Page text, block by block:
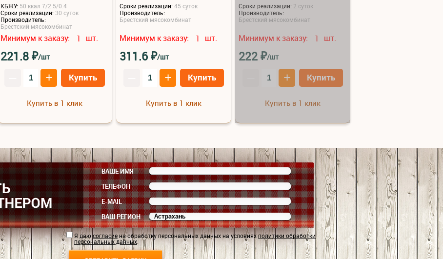
КБЖУ: 50 ккал 7/2.5/0.4
Сроки реализации: 30 суток
Производитель:
Брестский мясокомбинат
Минимум к заказу: 1 шт.
221.8₽/шт
+ Купить
Купить в 1 клик
Сроки реализации:45 суток
Производитель:
Брестский мясокомбинат
Минимум к заказу: 1 шт.
311.6₽/шт
+ Купить
Купить в 1 клик
Сроки реализации: 2 суток
Производитель:
Брестский мясокомбинат
Минимум к заказу: 1 шт.
222₽/шт
+ Купить
Купить в 1 клик
ВАШЕ ИМЯ
ТЕЛЕФОН
E-MAIL
ВАШ РЕГИОН
Я даюсогласиена обработку персональных данных на условияхполитики обработки
персональных данных